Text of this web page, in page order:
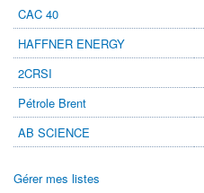
114 504
VALORISATION
8 666 MGBX
LIMITE À LA
0,000
RENDEMENT
ESTIMÉ 2026
CAC 40
HAFFNER ENERGY
2CRSI
Pétrole Brent
AB SCIENCE
Gérer mes listes